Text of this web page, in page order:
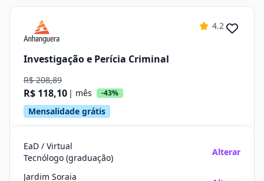
4.2
Investigação e Perícia Criminal
R$ 208,89
R$ 118,10 | mês -43%
Mensalidade grátis
EaD / Virtual
Tecnólogo (graduação)
Alterar
Jardim Soraia